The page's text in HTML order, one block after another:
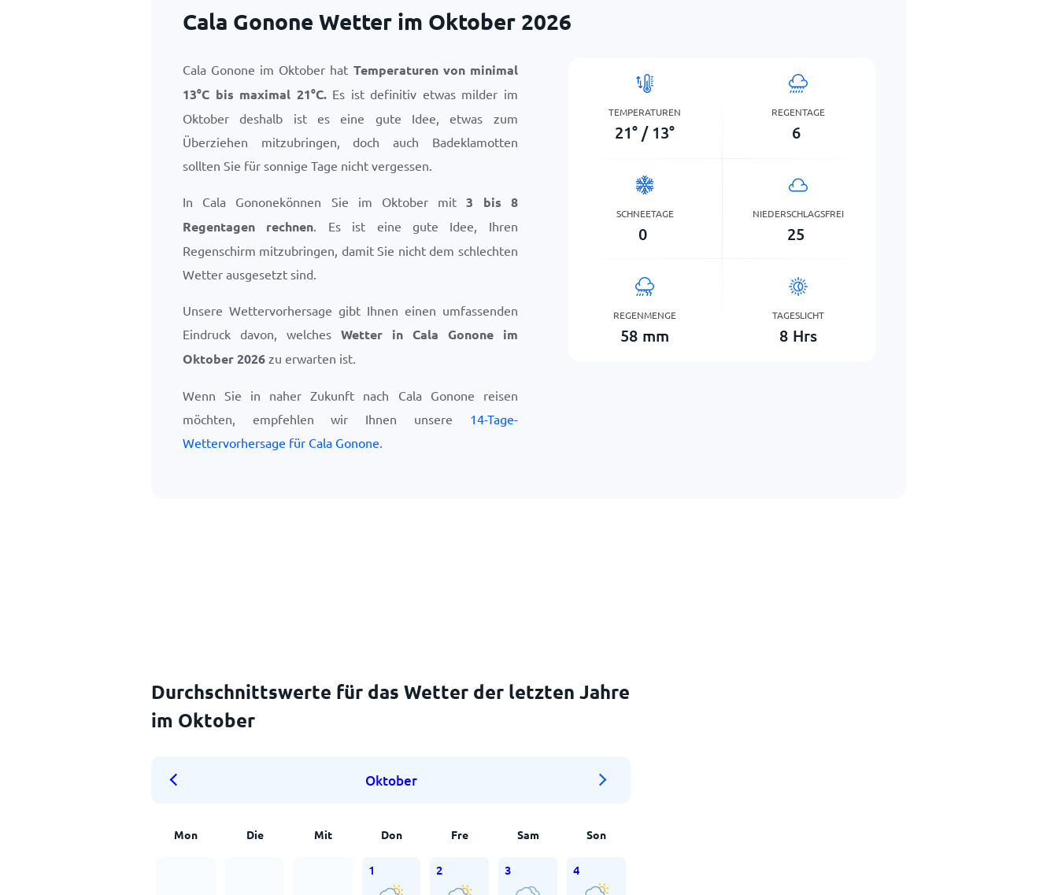
Cala Gonone Wetter im Oktober 2026
Cala Gonone im Oktober hat Temperaturen von minimal
13°C bis maximal 21°C.Es ist definitiv etwas milder im
Oktober deshalb ist es eine gute Idee, etwas zum
Überziehen mitzubringen, doch auch Badeklamotten
sollten Sie für sonnige Tage nicht vergessen.
In Cala Gononekönnen Sie im Oktober mit3 bis 8
Regentagen rechnen. Es ist eine gute Idee, Ihren
Regenschirm mitzubringen, damit Sie nicht dem schlechten
Wetter ausgesetzt sind.
Unsere Wettervorhersage gibt Ihnen einen umfassenden
Eindruck davon, welches Wetter in Cala Gonone im
Oktober 2026 zu erwarten ist.
Wenn Sie in naher Zukunft nach Cala Gonone reisen
möchten, empfehlen wir Ihnen unsere 14-Tage-
Wettervorhersage für Cala Gonone.
TEMPERATUREN
21° / 13°
REGENTAGE
6
SCHNEETAGE
0
NIEDERSCHLAGSFREI
25
REGENMENGE
58 mm
TAGESLICHT
8 Hrs
Durchschnittswerte für das Wetter der letzten Jahre
im Oktober
Oktober
Mon Die Mit Don Fre Sam Son
1 2 3 4